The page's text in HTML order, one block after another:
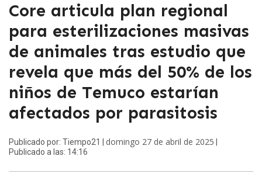
Core articula plan regional
para esterilizaciones masivas
de animales tras estudio que
revela que más del 50% de los
niños de Temuco estarían
afectados por parasitosis
Publicado por: Tiempo21 | domingo 27 de abril de 2025
Publicado a las: 14:16